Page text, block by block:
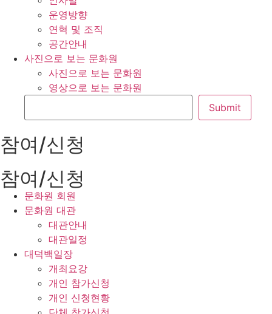
운영방향
연혁 및 조직
공간안내
사진으로 보는 문화원
사진으로 보는 문화원
영상으로 보는 문화원
참여/신청
참여/신청
문화원 회원
문화원 대관
대관안내
대관일정
대덕백일장
개최요강
개인 참가신청
개인 신청현황